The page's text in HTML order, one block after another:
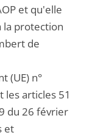
et qu'elle
la protection
de
(UE) n°
articles 51
du 26 février
et